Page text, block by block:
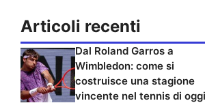
Articoli recenti
Dal Roland Garros a
Wimbledon: come si
costruisce una stagione
vincente nel tennis di oggi